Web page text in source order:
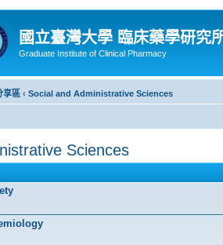
國立臺灣大學 臨床藥學研究
Graduate Institute of Clinical Pharmacy
享區 ‹ Social and Administrative Sciences
Sciences